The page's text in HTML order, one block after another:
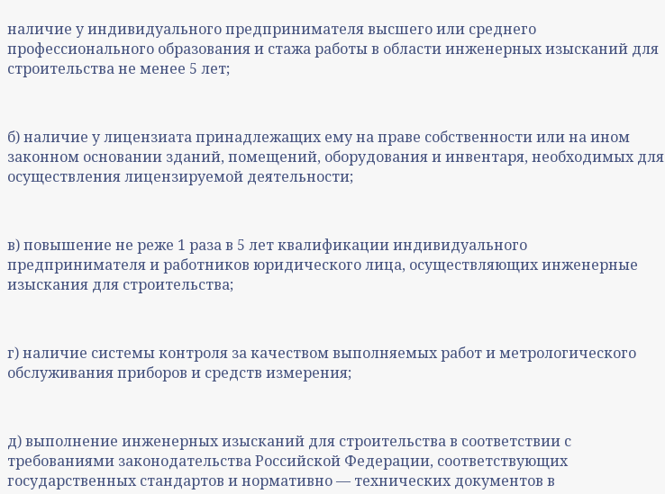
наличие у индивидуального предпринимателя высшего или среднего
профессионального образования и стажа работы в области инженерных изысканий для
строительства не менее 5 лет;
б) наличие у лицензиата принадлежащих ему на праве собственности или на ином
законном основании зданий, помещений, оборудования и инвентаря, необходимых для
осуществления лицензируемой деятельности;
в) повышение не реже 1 раза в 5 лет квалификации индивидуального
предпринимателя и работников юридического лица, осуществляющих инженерные
изыскания для строительства;
г) наличие системы контроля за качеством выполняемых работ и метрологического
обслуживания приборов и средств измерения;
д) выполнение инженерных изысканий для строительства в соответствии с
требованиями законодательства Российской Федерации, соответствующих
государственных стандартов и нормативно — технических документов в